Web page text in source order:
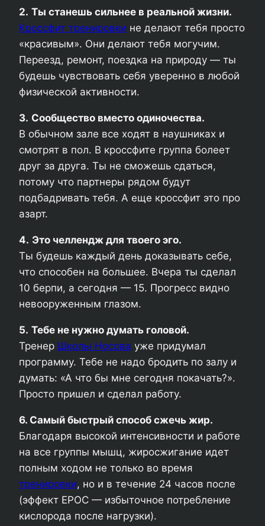
2. Ты станешь сильнее в реальной жизни.
Кроссфит тренировки не делают тебя просто
«красивым». Они делают тебя могучим.
Переезд, ремонт, поездка на природу — ты
будешь чувствовать себя уверенно в любой
физической активности.
3. Сообщество вместо одиночества.
В обычном зале все ходят в наушниках и
смотрят в пол. В кроссфите группа болеет
друг за друга. Ты не сможешь сдаться,
потому что партнеры рядом будут
подбадривать тебя. А еще кроссфит это про
азарт.
4. Это челлендж для твоего эго.
Ты будешь каждый день доказывать себе,
что способен на большее. Вчера ты сделал
10 берпи, а сегодня — 15. Прогресс видно
невооруженным глазом.
5. Тебе не нужно думать головой.
Тренер Школы Носова уже придумал
программу. Тебе не надо бродить по залу и
думать: «А что бы мне сегодня покачать?».
Просто пришел и сделал работу.
6. Самый быстрый способ сжечь жир.
Благодаря высокой интенсивности и работе
на все группы мышц, жиросжигание идет
полным ходом не только во время
тренировки, но и в течение 24 часов после
(эффект EPOC — избыточное потребление
кислорода после нагрузки).